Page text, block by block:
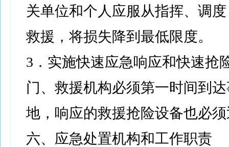
关单位和个人应服从指挥、调
救援，将损失降到最低限度。
3．实施快速应急响应和快速抢
门、救援机构必须第一时间到
地，响应的救援抢险设备也必
六、应急处置机构和工作职责